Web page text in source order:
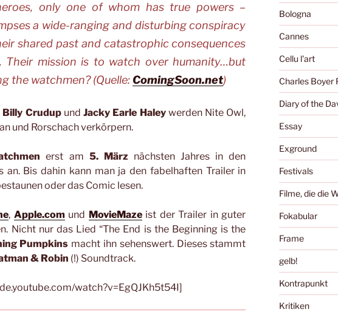
only one of whom has true powers –
a wide-ranging and disturbing conspiracy
shared past and catastrophic consequences
Their mission is to watch over humanity…but
the watchmen? (Quelle:ComingSoon.net)
Billy CrudupundJacky Earle Haleywerden Nite Owl,
und Rorschach verkörpern.
erst am 5. März nächsten Jahres in den
an. Bis dahin kann man ja den fabelhaften Trailer in
oder das Comic lesen.
, Apple.com und MovieMazeist der Trailer in guter
Nicht nur das Lied “The End is the Beginning is the
Pumpkins macht ihn sehenswert. Dieses stammt
& Robin (!) Soundtrack.
watch?v=EgQJKh5t54I]
Bologna
Cannes
Cellu l'art
Charles Boyer
Diary of the
Essay
Exground
Festivals
Filme, die die
Fokabular
Frame
gelb!
Kontrapunkt
Kritiken